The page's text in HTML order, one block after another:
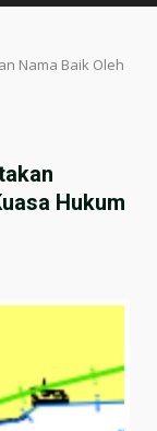
Nama Baik Oleh
Hukum